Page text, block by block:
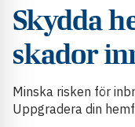
Skydda
skador
Minska risken för
Uppgradera din